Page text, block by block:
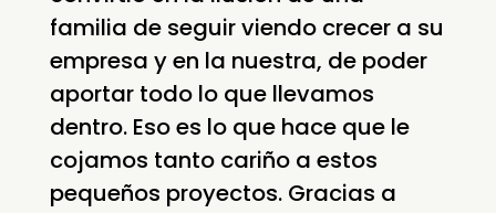
familia de seguir viendo crecer a su
empresa y en la nuestra, de poder
aportar todo lo que llevamos
dentro. Eso es lo que hace que le
cojamos tanto cariño a estos
pequeños proyectos. Gracias a